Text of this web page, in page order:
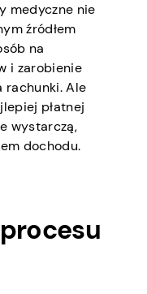
medyczne nie
źródłem
na
i zarobienie
rachunki. Ale
płatnej
wystarczą,
dochodu.